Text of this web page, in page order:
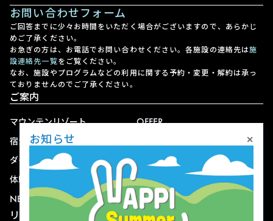
お問い合わせフォーム
ご回答までに少々お時間をいただく場合がございますので、あらかじ
めご了承ください。
お急ぎの方は、お電話でお問い合わせください。各施設の連絡先は施
設連絡先一覧をご覧ください。
なお、施設やプログラムなどの利用に関する予約・変更・解約は承っ
ておりませんのでご了承ください。
ご案内
マウンテンリゾート
宿泊
ダイニング
体験
NEWS
OFFER
ショップ
リゾート情報
お知らせ ×